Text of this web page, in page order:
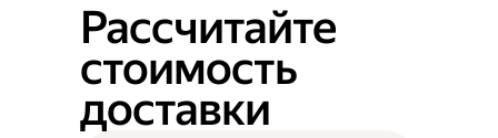
Рассчитайте
стоимость
доставки